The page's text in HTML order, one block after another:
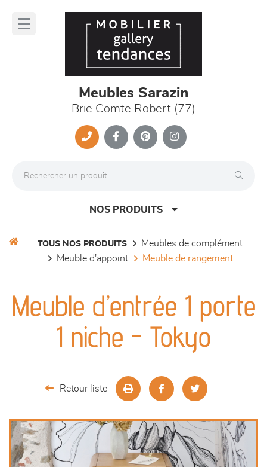
Meubles Sarazin
Brie Comte Robert (77)
NOS PRODUITS
séjours
meubles de complément
TOUS NOS PRODUITS
meubles de complément
meuble d'appoint
meuble de rangement
Meuble d’entrée 1 porte
1 niche - Tokyo
Retour liste